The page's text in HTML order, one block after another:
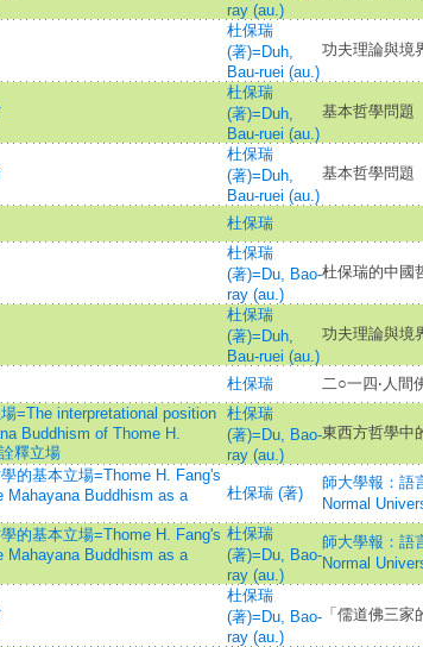
ray (au.)
杜保瑞
(著)=Duh,
Bau-ruei (au.)
功夫理論與境
杜保瑞
(著)=Duh,
Bau-ruei (au.)
基本哲學問題
杜保瑞
(著)=Duh,
Bau-ruei (au.)
基本哲學問題
杜保瑞
杜保瑞
(著)=Du, Bao-
ray (au.)
杜保瑞的中國
杜保瑞
(著)=Duh,
Bau-ruei (au.)
功夫理論與境
杜保瑞 二○一四‧人間
=The interpretational position
Buddhism of Thome H.
釋立場
杜保瑞
(著)=Du, Bao-
ray (au.)
東西方哲學中
的基本立場=Thome H. Fang's
Mahayana Buddhism as a
杜保瑞 (著)
師大學報：語
Normal
的基本立場=Thome H. Fang's
Mahayana Buddhism as a
杜保瑞
(著)=Du, Bao-
ray (au.)
師大學報：語
Normal
杜保瑞
(著)=Du, Bao-
ray (au.)
「儒道佛三家